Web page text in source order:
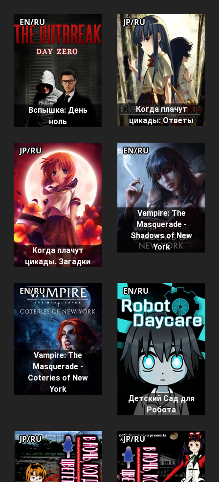
Вспышка: День
ноль
EN/RU
Когда плачут
цикады: Ответы
JP/RU
Когда плачут
цикады. Загадки
JP/RU
Vampire: The
Masquerade -
Shadows of New
York
EN/RU
Vampire: The
Masquerade -
Coteries of New
York
EN/RU
Детский Сад для
Робота
EN/RU
JP/RU JP/RU